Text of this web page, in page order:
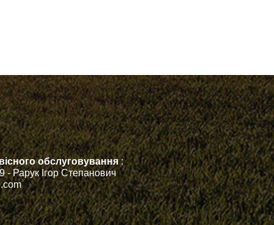
обслуговування:
- Рарук Ігор Степанович